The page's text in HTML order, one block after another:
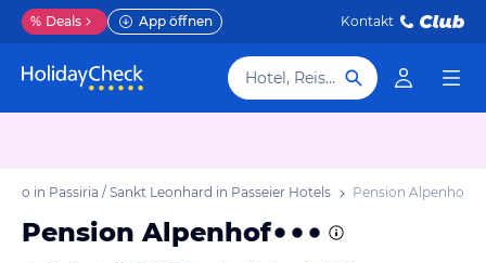
% Deals App öffnen Kontakt
Hotel, Reiseziel
in Passiria / Sankt Leonhard in Passeier Hotels Pension Alpenhof
Pension Alpenhof